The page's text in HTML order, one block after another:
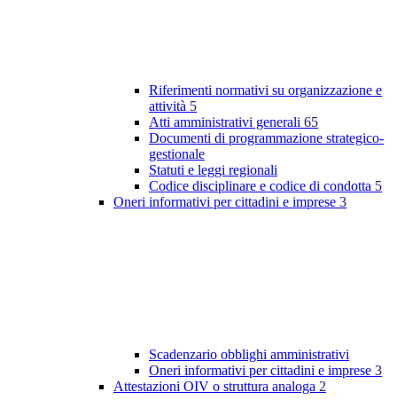
Riferimenti normativi su organizzazione e
attività 5
Atti amministrativi generali 65
Documenti di programmazione strategico-
gestionale
Statuti e leggi regionali
Codice disciplinare e codice di condotta 5
Oneri informativi per cittadini e imprese 3
Scadenzario obblighi amministrativi
Oneri informativi per cittadini e imprese 3
Attestazioni OIV o struttura analoga 2